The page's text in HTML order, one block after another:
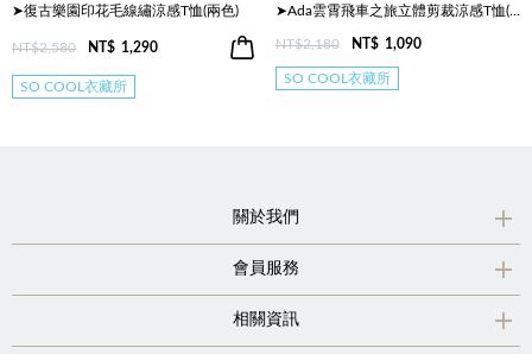
➤復古樂園印花毛線繡涼感T恤(兩色)
NT$2,580 NT$ 1,290
SO COOL衣藏所
➤Ada雲霄飛車之旅立體剪裁涼感T恤(兩色)
NT$2,180 NT$ 1,090
SO COOL衣藏所
關於我們
會員服務
相關資訊